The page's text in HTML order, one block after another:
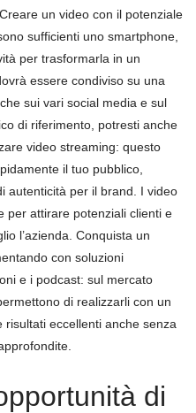
un video con il potenziale
sufficienti uno smartphone,
per trasformarla in un
essere condiviso su una
sui vari social media e sul
di riferimento, potresti anche
video streaming: questo
il tuo pubblico,
autenticità per il brand. I video
per attirare potenziali clienti e
l’azienda. Conquista un
con soluzioni
e i podcast: sul mercato
di realizzarli con un
eccellenti anche senza
di